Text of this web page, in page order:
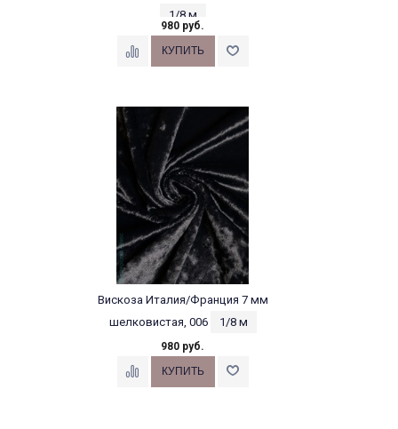
1/8 м
980 руб.
Вискоза Италия/Франция 7 мм
шелковистая, 006
1/8 м
980 руб.